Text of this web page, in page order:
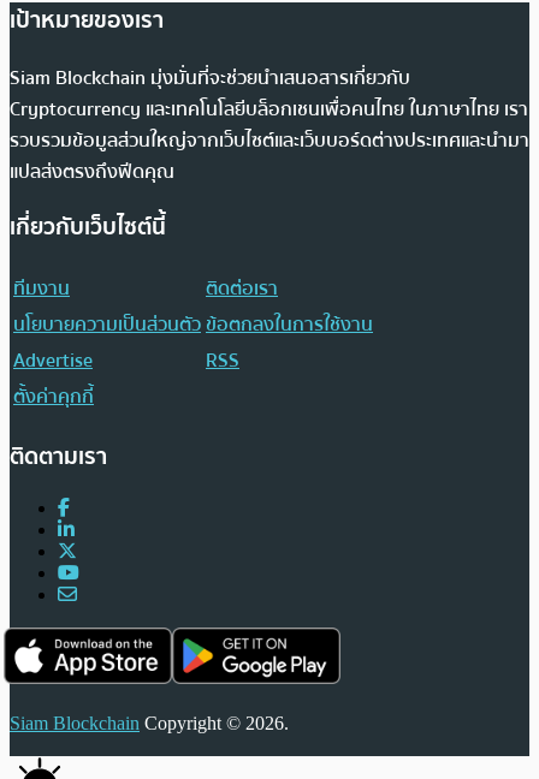
เป้าหมายของเรา
Siam Blockchain มุ่งมั่นที่จะช่วยนำเสนอสารเกี่ยวกับ
Cryptocurrency และเทคโนโลยีบล็อกเชนเพื่อคนไทย ในภาษาไทย เรา
รวบรวมข้อมูลส่วนใหญ่จากเว็บไซต์และเว็บบอร์ดต่างประเทศและนำมา
แปลส่งตรงถึงฟีดคุณ
เกี่ยวกับเว็บไซต์นี้
ทีมงาน
ติดต่อเรา
นโยบายความเป็นส่วนตัวข้อตกลงในการใช้งาน
Advertise
RSS
ตั้งค่าคุกกี้
ติดตามเรา
Siam Blockchain Copyright © 2026.